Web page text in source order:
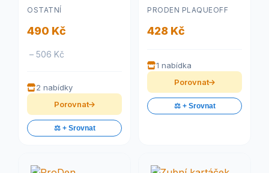
OSTATNÍ
490 Kč
– 506 Kč
2 nabídky
Porovnat
⚖️ + Srovnat
PRODEN PLAQUEOFF
428 Kč
1 nabídka
Porovnat
⚖️ + Srovnat